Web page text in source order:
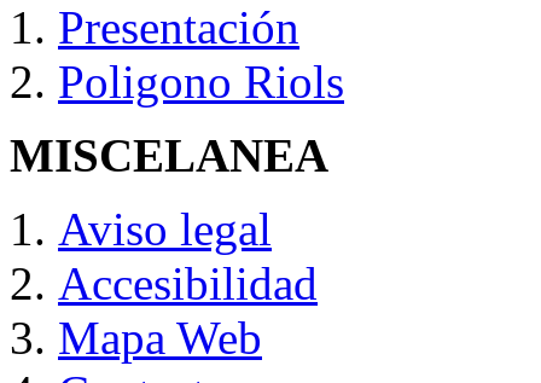
Presentación
Poligono Riols
MISCELANEA
Aviso legal
Accesibilidad
Mapa Web